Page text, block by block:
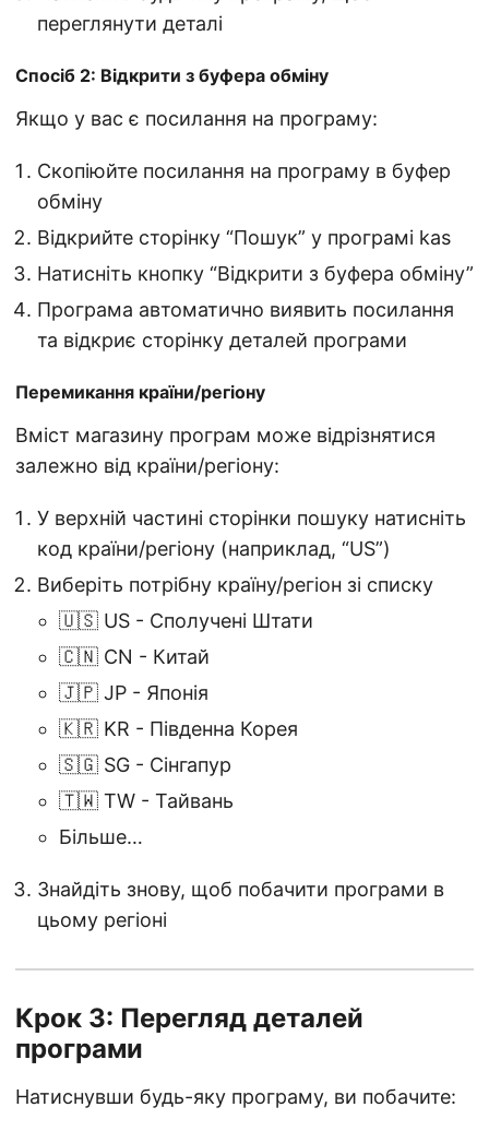
переглянути деталі
Спосіб 2: Відкрити з буфера обміну
Якщо у вас є посилання на програму:
Скопіюйте посилання на програму в буфер
обміну
Відкрийте сторінку “Пошук” у програмі kas
Натисніть кнопку “Відкрити з буфера обміну”
Програма автоматично виявить посилання
та відкриє сторінку деталей програми
Перемикання країни/регіону
Вміст магазину програм може відрізнятися
залежно від країни/регіону:
У верхній частині сторінки пошуку натисніть
код країни/регіону (наприклад, “US”)
Виберіть потрібну країну/регіон зі списку
🇺🇸 US - Сполучені Штати
🇨🇳 CN - Китай
🇯🇵 JP - Японія
🇰🇷 KR - Південна Корея
🇸🇬 SG - Сінгапур
🇹🇼 TW - Тайвань
Більше…
Знайдіть знову, щоб побачити програми в
цьому регіоні
Крок 3: Перегляд деталей
програми
Натиснувши будь-яку програму, ви побачите: